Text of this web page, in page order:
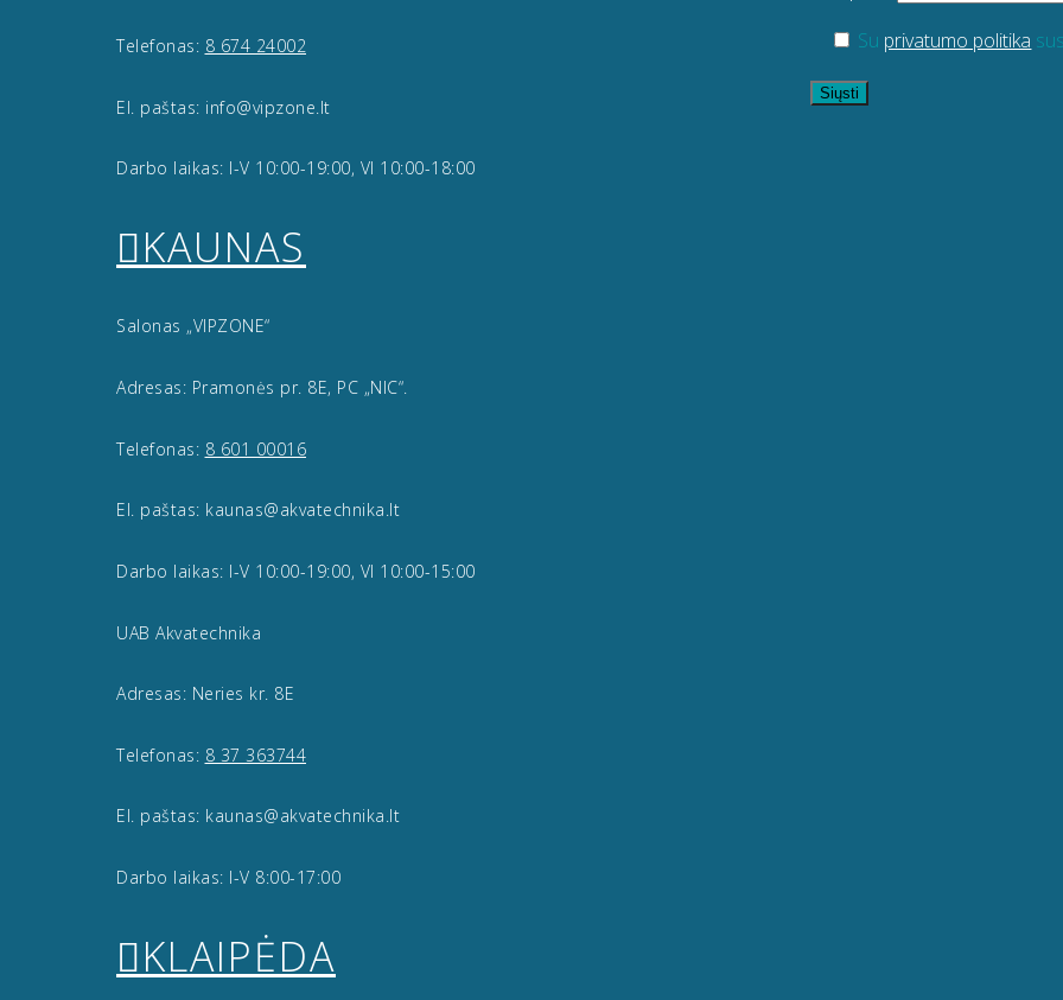
Telefonas: 8 674 24002
El. paštas: info@vipzone.lt
Darbo laikas: I-V 10:00-19:00, VI 10:00-18:00
KAUNAS
Salonas „VIPZONE“
Adresas: Pramonės pr. 8E, PC „NIC“.
Telefonas: 8 601 00016
El. paštas: kaunas@akvatechnika.lt
Darbo laikas: I-V 10:00-19:00, VI 10:00-15:00
UAB Akvatechnika
Adresas: Neries kr. 8E
Telefonas: 8 37 363744
El. paštas: kaunas@akvatechnika.lt
Darbo laikas: I-V 8:00-17:00
KLAIPĖDA
Su privatumo politika